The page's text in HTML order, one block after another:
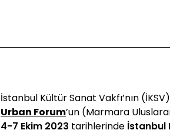
İstanbul Kültür Sanat Vakfı’nın (İKSV)
Urban Forum’un (Marmara
4-7 Ekim 2023 tarihlerinde İstanbul